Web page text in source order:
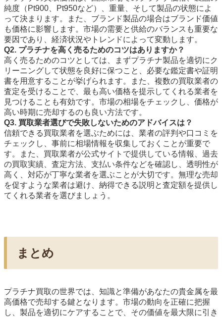
純度（Pt900、Pt950など）、重量、そして製品の状態によ
って決まります。また、ブランド製品の場合はブランド価値
も価格に影響します。市場の需要と供給のバランスも重要な
要因であり、経済状況やトレンドによって変動します。
Q2. プラチナを高く売るためのコツはありますか？
高く売るためのコツとしては、まずプラチナ製品を適切にク
リーニングして状態を良好に保つこと、必要な鑑定書や証明
書を用意することが挙げられます。また、複数の買取業者の
査定を受けることで、最も高い価格を提示してくれる業者を
見つけることも有効です。市場の相場をチェックし、価格が
高い時期に売却するのも良い方法です。
Q3. 買取業者選びで失敗しないためのアドバイスは？
信頼できる買取業者を選ぶためには、業者の評判や口コミを
チェックし、事前に相場情報を収集しておくことが重要で
す。また、買取業者が公式サイトで提供している情報、過去
の買取実績、査定方法、支払い条件などを確認し、透明性が
高く、対応が丁寧な業者を選ぶことが大切です。無理な売却
を促すような業者は避け、納得できる説明と査定額を提供し
てくれる業者を選びましょう。
まとめ
プラチナ買取の世界では、知識と準備があなたの貴金属を最
高価格で売却する鍵となります。市場の動向を正確に把握
し、製品を適切にケアすることで、その価値を最大限に引き